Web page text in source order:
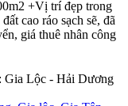
+Vị trí đẹp trong
cao ráo sạch sẽ, đã
giá thuê nhân công
Gia Lộc - Hải Dương